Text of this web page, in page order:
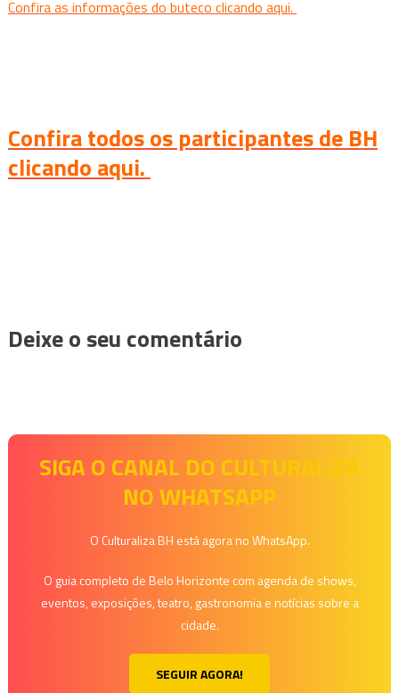
Confira as informações do buteco clicando aqui.
Confira todos os participantes de BH
clicando aqui.
Deixe o seu comentário
SIGA O CANAL DO CULTURALIZA
NO WHATSAPP
O Culturaliza BH está agora no WhatsApp.
O guia completo de Belo Horizonte com agenda de shows,
eventos, exposições, teatro, gastronomia e notícias sobre a
cidade.
SEGUIR AGORA!